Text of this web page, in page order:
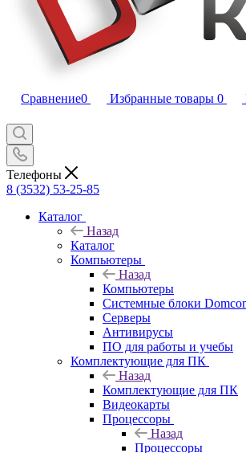
Сравнение0 Избранные товары 0
Телефоны
8 (3532) 53-25-85
Каталог
Назад
Каталог
Компьютеры
Назад
Компьютеры
Системные блоки
Серверы
Антивирусы
ПО для работы и учебы
Комплектующие для ПК
Назад
Комплектующие для ПК
Видеокарты
Процессоры
Назад
Процессоры